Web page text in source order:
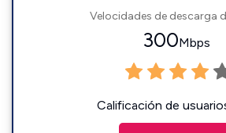
Velocidades de descarga
300Mbps
Calificación de